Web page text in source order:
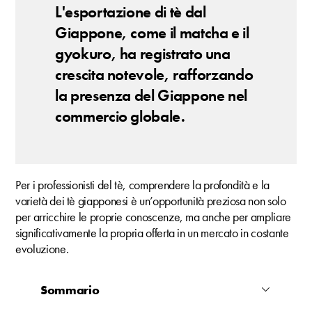
L'esportazione di tè dal
Giappone, come il matcha e il
gyokuro, ha registrato una
crescita notevole, rafforzando
la presenza del Giappone nel
commercio globale.
Per i professionisti del tè, comprendere la profondità e la
varietà dei tè giapponesi è un’opportunità preziosa non solo
per arricchire le proprie conoscenze, ma anche per ampliare
significativamente la propria offerta in un mercato in costante
evoluzione.
Sommario